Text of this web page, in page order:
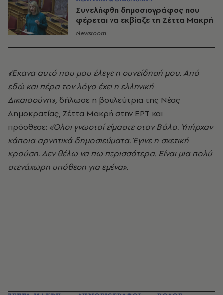
Συνελήφθη δημοσιογράφος που
φέρεται να εκβίαζε τη Ζέττα Μακρή
Newsroom
«Έκανα αυτό που μου έλεγε η συνείδησή μου. Από
εδώ και πέρα τον λόγο έχει η ελληνική
Δικαιοσύνη», δήλωσε η βουλεύτρια της Νέας
Δημοκρατίας, Ζέττα Μακρή στην ΕΡΤ και
πρόσθεσε: «Όλοι γνωστοί είμαστε στον Βόλο. Υπήρχαν
κάποια αρνητικά δημοσιεύματα. Έγινε η σχετική
κρούση. Δεν θέλω να πω περισσότερα. Είναι μια πολύ
στενάχωρη υπόθεση για εμένα».